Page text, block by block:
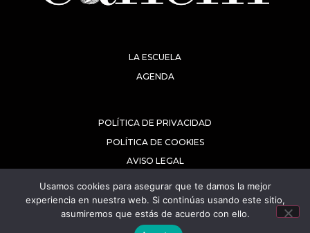
LA ESCUELA
AGENDA
POLÍTICA DE PRIVACIDAD
POLÍTICA DE COOKIES
AVISO LEGAL
Usamos cookies para asegurar que te damos la mejor
experiencia en nuestra web. Si continúas usando este sitio,
asumiremos que estás de acuerdo con ello.